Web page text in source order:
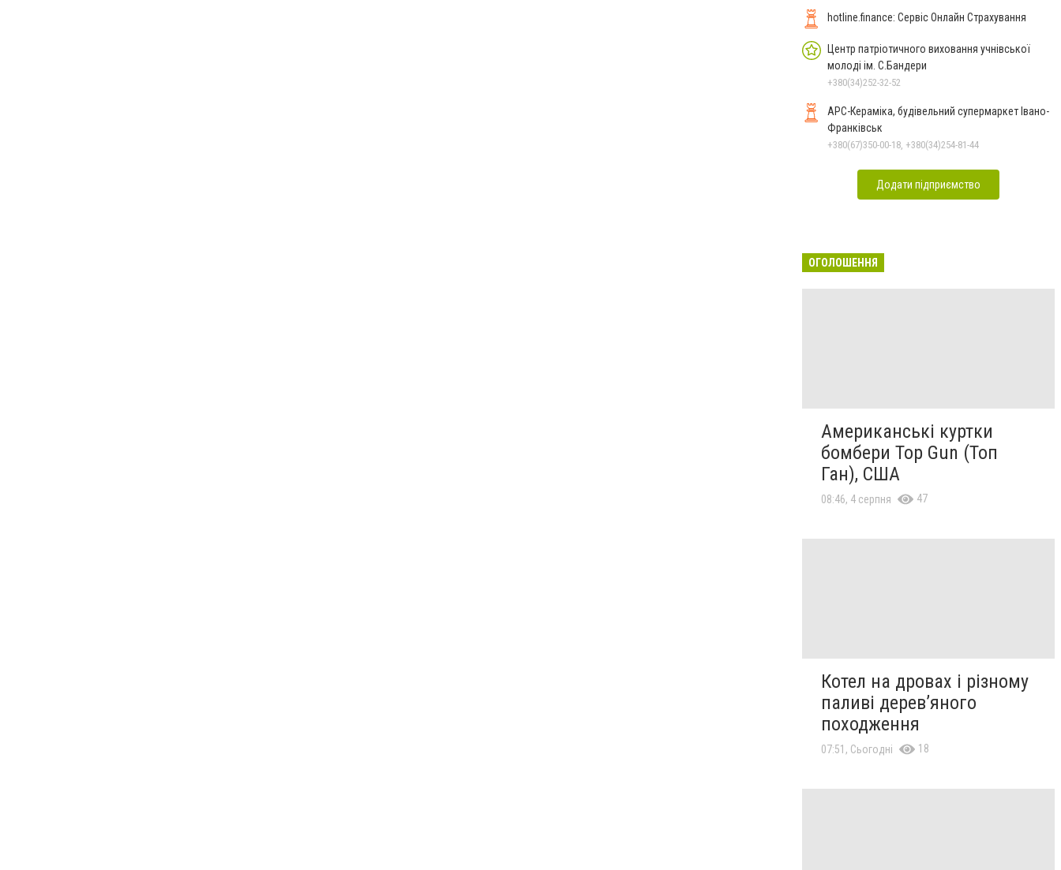
hotline.finance: Сервіс Онлайн Страхування
Центр патріотичного виховання учнівської
молоді ім. С.Бандери
+380(34)252-32-52
АРС-Кераміка, будівельний супермаркет Івано-
Франківськ
+380(67)350-00-18, +380(34)254-81-44
Додати підприємство
ОГОЛОШЕННЯ
Американські куртки
бомбери Top Gun (Топ
Ган), США
08:46, 4 серпня 47
Котел на дровах і різному
паливі дерев’яного
походження
07:51, Сьогодні 18